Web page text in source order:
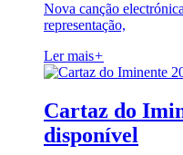
Nova canção
representação,
Ler mais+
Cartaz do
disponível